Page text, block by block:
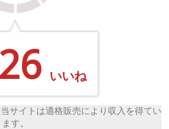
いいね
サイトは適格販売により収入を得てい
ます。